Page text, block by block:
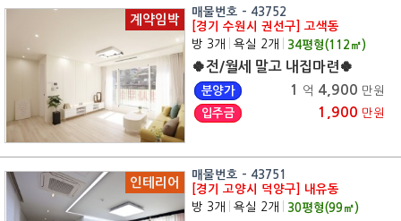
계약임박
매물번호 - 43752
[경기 수원시 권선구] 고색동
방 3개
욕실 2개 34평형(112 ㎡)
🍀전/월세 말고 내집마련🍀
분양가 1 억 4,900 만원
입주금
1,900 만원
인테리어
매물번호 - 43751
[경기 고양시 덕양구] 내유동
방 3개
욕실 2개 30평형(99㎡)